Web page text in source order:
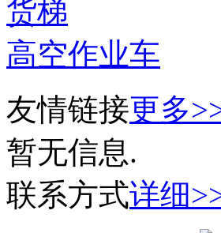
货梯
高空作业车
友情链接更多
暂无信息.
联系方式详细